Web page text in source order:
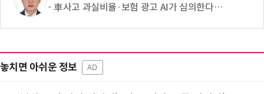
車사고 과실비율·보험 광고 AI가 심의한다…손보협회, 분석 시스템 구축
놓치면 아쉬운 정보 AD